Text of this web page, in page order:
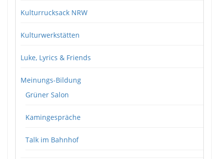
Kulturrucksack NRW
Kulturwerkstätten
Luke, Lyrics & Friends
Meinungs-Bildung
Grüner Salon
Kamingespräche
Talk im Bahnhof